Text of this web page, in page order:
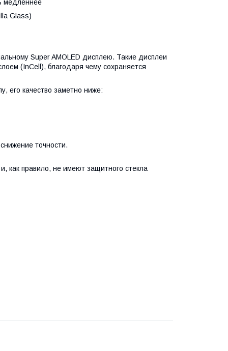
медленнее
Glass)
Super AMOLED дисплею. Такие дисплеи
(InCell), благодаря чему сохраняется
его качество заметно ниже:
точности.
как правило, не имеют защитного стекла